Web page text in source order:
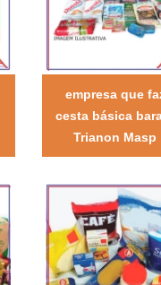
empresa que
cesta básica
Trianon Masp